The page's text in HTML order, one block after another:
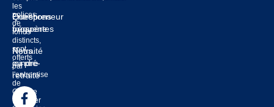
les
polices
de
fonds
distincts,
sont
offerts
par
l'entremise
de
Groupe
financier
Entrepreneur
prospère
Retraité
ou pré-
retraité
Questions
fréquentes
Nous
joindre